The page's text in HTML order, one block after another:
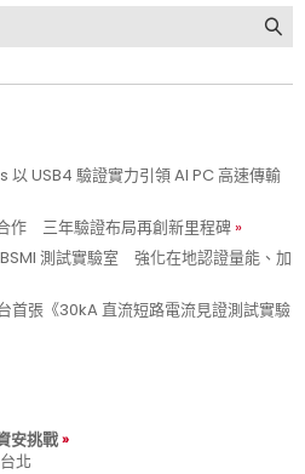
USB4 驗證實力引領 AI PC 高速傳輸
作 三年驗證布局再創新里程碑
測試實驗室 強化在地認證量能、加
首張《30kA 直流短路電流見證測試實驗
安挑戰
北